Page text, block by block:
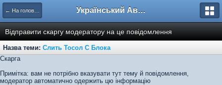
← На головну Український Автоклуб ВАЗ
Відправити скаргу модератору на це повідомлення
Назва теми: Слить Тосол С Блока
Скарга
Примітка: вам не потрібно вказувати тут тему й повідомлення,
модератор автоматично одержить цю інформацію